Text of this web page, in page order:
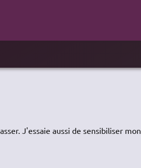
J'essaie aussi de sensibiliser mon